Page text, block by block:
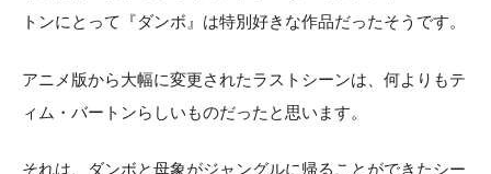
トンにとって『ダンボ』は特別好きな作品だったそうです。
アニメ版から大幅に変更されたラストシーンは、何よりもテ
ィム・バートンらしいものだったと思います。
それは、ダンボと母象がジャングルに帰ることができたシー